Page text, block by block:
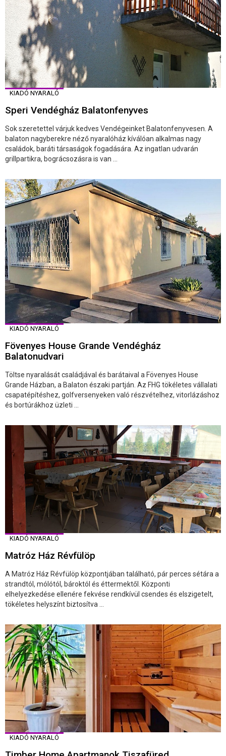
KIADÓ NYARALÓ
Speri Vendégház Balatonfenyves
Sok szeretettel várjuk kedves Vendégeinket Balatonfenyvesen. A
balaton nagyberekre néző nyaralóház kíválóan alkalmas nagy
családok, baráti társaságok fogadására. Az ingatlan udvarán
grillpartikra, bográcsozásra is van ...
KIADÓ NYARALÓ
Fövenyes House Grande Vendégház
Balatonudvari
Töltse nyaralását családjával és barátaival a Fövenyes House
Grande Házban, a Balaton északi partján. Az FHG tökéletes vállalati
csapatépítéshez, golfversenyeken való részvételhez, vitorlázáshoz
és bortúrákhoz üzleti ...
KIADÓ NYARALÓ
Matróz Ház Révfülöp
A Matróz Ház Révfülöp központjában található, pár perces sétára a
strandtól, mólótól, bároktól és éttermektől. Központi
elhelyezkedése ellenére fekvése rendkívül csendes és elszigetelt,
tökéletes helyszínt biztosítva ...
KIADÓ NYARALÓ